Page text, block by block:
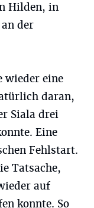
Hilden, in
der
wieder eine
daran,
Siala drei
Eine
Fehlstart.
Tatsache,
auf
konnte. So